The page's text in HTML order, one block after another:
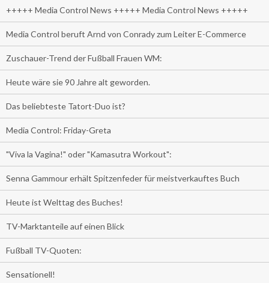
+++++ Media Control News +++++ Media Control News +++++
Media Control beruft Arnd von Conrady zum Leiter E-Commerce
Zuschauer-Trend der Fußball Frauen WM:
Heute wäre sie 90 Jahre alt geworden.
Das beliebteste Tatort-Duo ist?
Media Control: Friday-Greta
"Viva la Vagina!" oder "Kamasutra Workout":
Senna Gammour erhält Spitzenfeder für meistverkauftes Buch
Heute ist Welttag des Buches!
TV-Marktanteile auf einen Blick
Fußball TV-Quoten:
Sensationell!